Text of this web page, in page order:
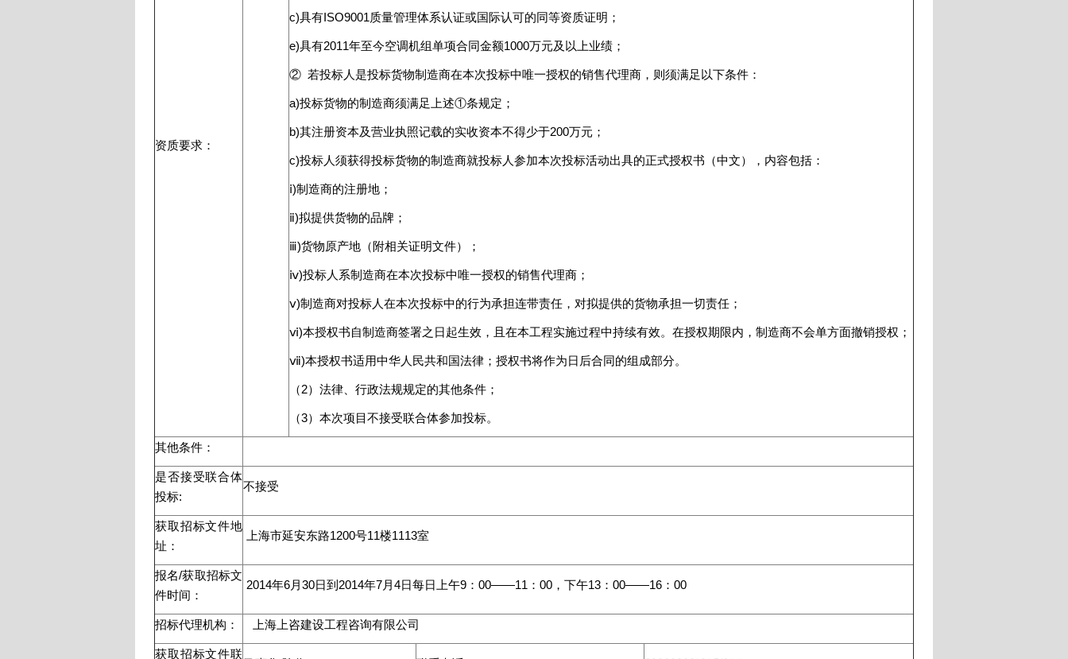
资质要求：
c)具有ISO9001质量管理体系认证或国际认可的同等资质证明；
e)具有2011年至今空调机组单项合同金额1000万元及以上业绩；
② 若投标人是投标货物制造商在本次投标中唯一授权的销售代理商，则须满足以下条件：
a)投标货物的制造商须满足上述①条规定；
b)其注册资本及营业执照记载的实收资本不得少于200万元；
c)投标人须获得投标货物的制造商就投标人参加本次投标活动出具的正式授权书（中文），内容包括：
ⅰ)制造商的注册地；
ⅱ)拟提供货物的品牌；
ⅲ)货物原产地（附相关证明文件）；
ⅳ)投标人系制造商在本次投标中唯一授权的销售代理商；
ⅴ)制造商对投标人在本次投标中的行为承担连带责任，对拟提供的货物承担一切责任；
ⅵ)本授权书自制造商签署之日起生效，且在本工程实施过程中持续有效。在授权期限内，制造商不会单方面撤销授权；
ⅶ)本授权书适用中华人民共和国法律；授权书将作为日后合同的组成部分。
（2）法律、行政法规规定的其他条件；
（3）本次项目不接受联合体参加投标。
其他条件：
是否接受联合体
投标:
不接受
获取招标文件地
址：
上海市延安东路1200号11楼1113室
报名/获取招标文
件时间：
2014年6月30日到2014年7月4日每日上午9：00——11：00，下午13：00——16：00
招标代理机构： 上海上咨建设工程咨询有限公司
获取招标文件联